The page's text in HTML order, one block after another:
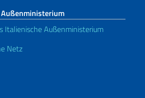
Italienische Außenministerium
Netz